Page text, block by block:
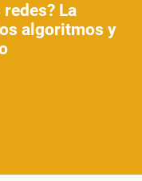
La
algoritmos y